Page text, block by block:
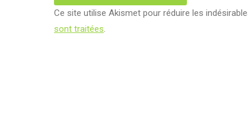
Ce site utilise Akismet pour réduire les
sont traitées.